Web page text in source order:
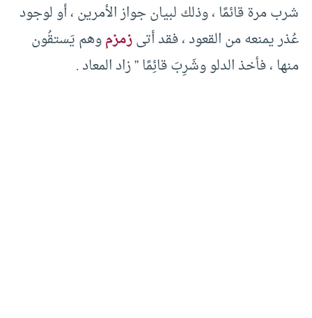
شرب مرة قائمًا ، وذلك لبيان جواز الأمرين ، أو لوجود
عُذر يمنعه من القعود ، فقد أتىزمزموهم يَستقُون
منها ، فأخذ الدلو وشَرِبَ قائِمًا ” زاد المعاد .